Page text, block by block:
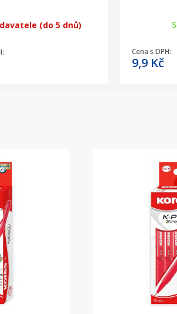
(do 5 dnů)
Cena s DPH:
9,9 Kč